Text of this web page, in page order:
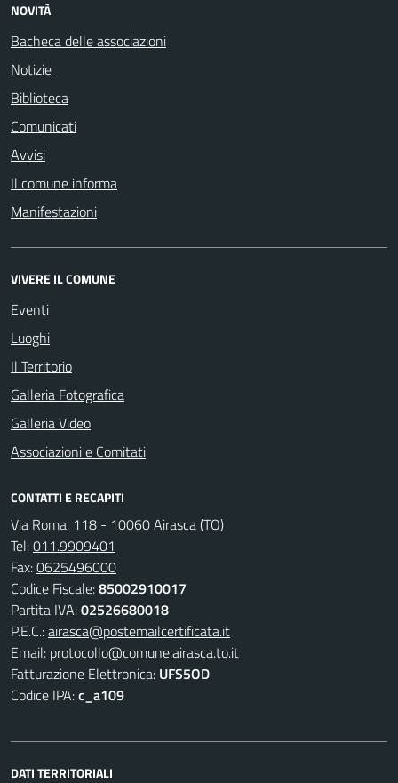
NOVITÀ
Bacheca delle associazioni
Notizie
Biblioteca
Comunicati
Avvisi
Il comune informa
Manifestazioni
VIVERE IL COMUNE
Eventi
Luoghi
Il Territorio
Galleria Fotografica
Galleria Video
Associazioni e Comitati
CONTATTI E RECAPITI
Via Roma, 118 - 10060 Airasca (TO)
Tel:011.9909401
Fax:0625496000
Codice Fiscale:85002910017
Partita IVA:02526680018
P.E.C.:airasca@postemailcertificata.it
Email: protocollo@comune.airasca.to.it
Fatturazione Elettronica: UFS5OD
Codice IPA:c_a109
DATI TERRITORIALI